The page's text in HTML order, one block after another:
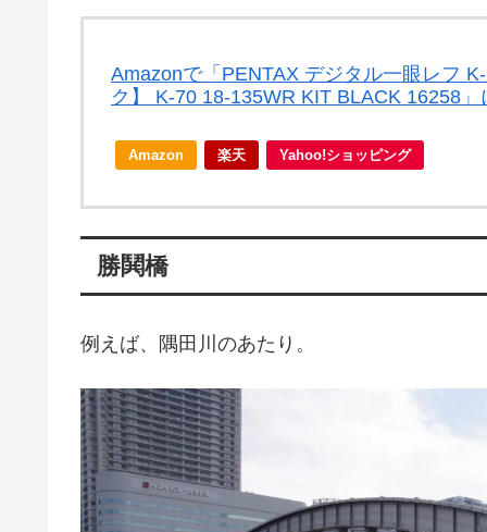
Amazonで「PENTAX デジタル一眼レフ
ク】 K-70 18-135WR KIT BLACK 16258
Amazon 楽天 Yahoo!ショッピング
勝鬨橋
例えば、隅田川のあたり。